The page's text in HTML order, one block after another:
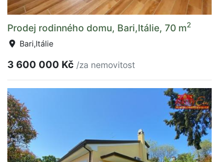
Prodej rodinného domu, Bari,Itálie, 70 m2
Bari,Itálie
3 600 000 Kč /za nemovitost